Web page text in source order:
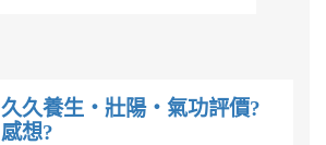
久久養生・壯陽・氣功評價?
感想?